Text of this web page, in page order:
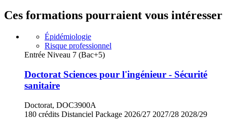
Ces formations pourraient vous intéresser
Épidémiologie
Risque professionnel
Entrée Niveau 7 (Bac+5)
Doctorat Sciences pour l'ingénieur - Sécurité
sanitaire
Doctorat, DOC3900A
180 crédits Distanciel Package 2026/27 2027/28 2028/29